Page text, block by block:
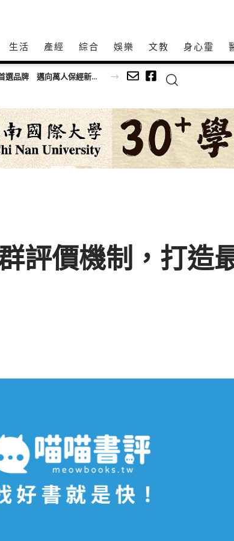
生活 產經 綜合 娛樂 文教 身心𩆜
智匯保經人力成長雙冠王三連霸！保經業人力登錄首選品牌 邁向萬人保經新里程
評價機制，打造